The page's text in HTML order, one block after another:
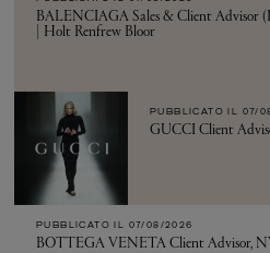
BALENCIAGA Sales & Client Advisor
| Holt Renfrew Bloor
PUBBLICATO IL 07/
GUCCI Client
PUBBLICATO IL 07/08/2026
BOTTEGA VENETA Client Advisor,